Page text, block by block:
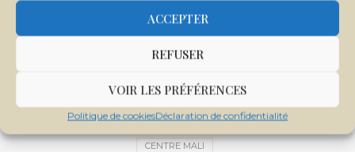
ACCEPTER
REFUSER
VOIR LES PRÉFÉRENCES
Politique de cookiesDéclaration de confidentialité
CENTRALE SOLAIRE DE SANANKOROBA
CENTRE INTERNATIONAL DE CONFÉRENCES DE BAMAKO
CENTRE MALI